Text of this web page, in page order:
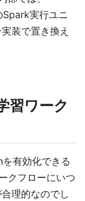
実行ユニ
装で置き換え
習ワーク
有効化できる
クフローにいつ
理的なのでし